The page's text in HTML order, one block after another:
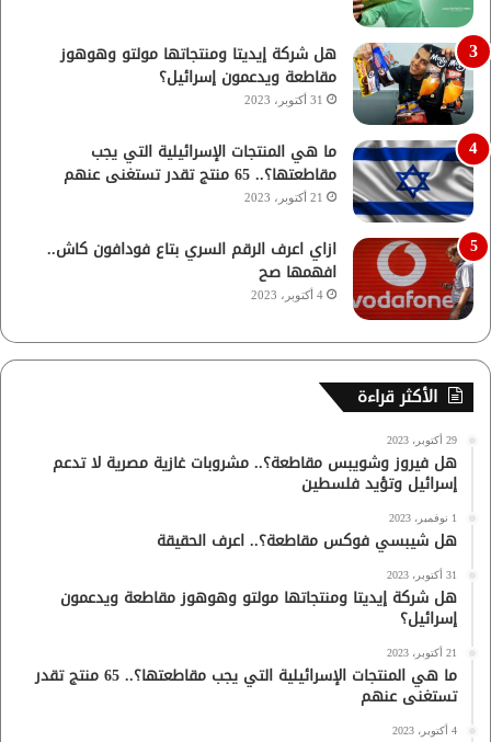
هل شركة إيديتا ومنتجاتها مولتو وهوهوز
مقاطعة ويدعمون إسرائيل؟
31 أكتوبر، 2023
ما هي المنتجات الإسرائيلية التي يجب
مقاطعتها؟.. 65 منتج تقدر تستغنى عنهم
21 أكتوبر، 2023
ازاي اعرف الرقم السري بتاع فودافون كاش..
افهمها صح
4 أكتوبر، 2023
الأكثر قراءة
29 أكتوبر، 2023
هل فيروز وشويبس مقاطعة؟.. مشروبات غازية مصرية لا تدعم
إسرائيل وتؤيد فلسطين
1 نوفمبر، 2023
هل شيبسي فوكس مقاطعة؟.. اعرف الحقيقة
31 أكتوبر، 2023
هل شركة إيديتا ومنتجاتها مولتو وهوهوز مقاطعة ويدعمون
إسرائيل؟
21 أكتوبر، 2023
ما هي المنتجات الإسرائيلية التي يجب مقاطعتها؟.. 65 منتج تقدر
تستغنى عنهم
4 أكتوبر، 2023